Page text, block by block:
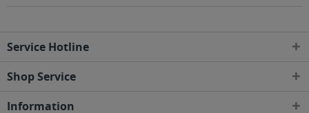
Service Hotline
Shop Service
Information